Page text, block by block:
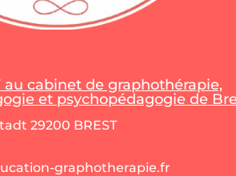
au cabinet de graphothérapie,
et psychopédagogie de
29200 BREST
graphotherapie.fr